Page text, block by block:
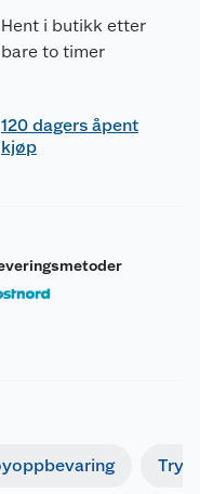
Hent i butikk etter
bare to timer
120 dagers åpent
kjøp